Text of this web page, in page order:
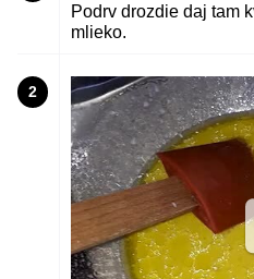
Podrv drozdie daj tam
mlieko.
2